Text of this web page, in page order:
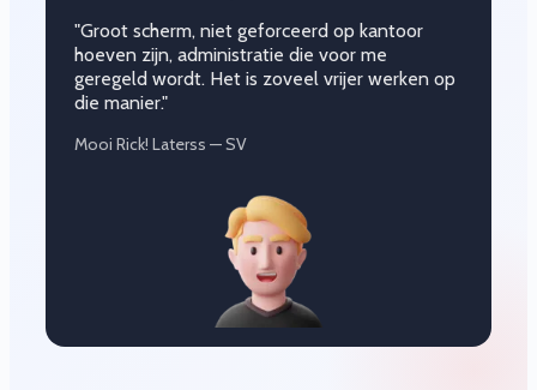
"Groot scherm, niet geforceerd op kantoor
hoeven zijn, administratie die voor me
geregeld wordt. Het is zoveel vrijer werken op
die manier."
Mooi Rick! Laterss — SV